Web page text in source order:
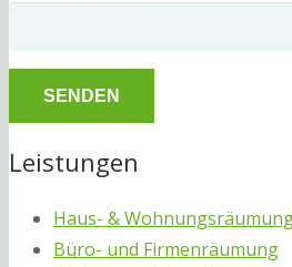
Leistungen
Haus- &
Büro- und Firmenräumung